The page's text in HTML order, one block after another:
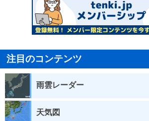
注目のコンテンツ
雨雲レーダー
天気図